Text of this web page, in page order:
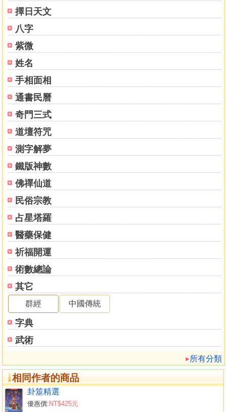
擇日天文
八字
紫微
姓名
手相面相
通書民曆
奇門三式
道壇符咒
測字解夢
鐵版神數
佛禪仙道
民俗宗教
占星塔羅
醫藥保健
祈福開運
術數總論
其它
群經 中國傳統
字典
武術
所有分類
相同作者的商品
卦筮精選
優惠價: NT$425元
第二十一講 六十四卦卦名之象／095
第二十二講 爻象／099
第二十三講 卦位之象／102
第二十四講 十二長生之象／104
第二十五講 參象／107
第二十六講 錯卦與綜卦的參考作用／111
第二十七講 空亡之象／114
第二十八講 天干之象／118
第二十九講 地支之象／125
第三 十講 生剋比與合沖刑之象／127
第三十一講 先天體用論／133
第三十二講 後天體用論／138
第三十三講 後天體用兩大結構／143
第三十四講 主客動靜論／146
第三十五講 定體用實例練習／149
第三十六講 生剋與組象路綫／152
第三十七講 比合與比剋／157
第三十八講 衍卦論／160
第三十九講 梅花吉凶初探／167
第四十講 卦的分類／169
第三部分 專題篇／175
第四十一講 失物專題／176
第四十二講 尋人專題／183
第四十三講 疾病專題／189
第四十四講 感情專題／206
第四十五講 出行專題／221
第四十六講 兆應專題／230
第四十七講 財物專題／241
第四十八講 考試專題／251
第五 十講 寵物專題／268
第五十一講 生育專題／276
第五十二講 射覆專題／284
第五十三講 天時專題／291